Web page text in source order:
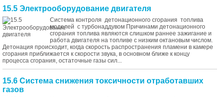
15.5 Электрооборудование двигателя
Система контроля детонационного сгорания топлива
моделей с турбонаддувом Причинами детонационного
сгорания топлива являются слишком раннее зажигание и
работа двигателя на топливе с низким октановым числом.
Детонация происходит, когда скорость распространения пламени в камере
сгорания приближается к скорости звука, в основном ближе к концу
процесса сгорания, остаточные газы сил...
15.6 Система снижения токсичности отработавших
газов